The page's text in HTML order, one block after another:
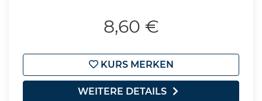
8,60 €
KURS MERKEN
WEITERE DETAILS